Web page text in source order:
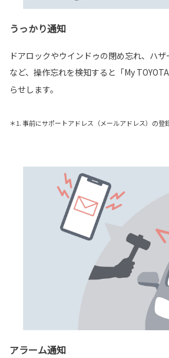
うっかり通知
ドアロックやウインドゥの閉め忘れ、ハ
など、操作忘れを検知すると「My
らせします。
＊1. 事前にサポートアドレス（メールアドレス）の登
アラーム通知